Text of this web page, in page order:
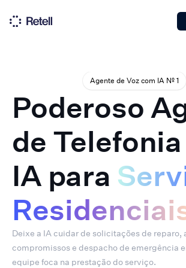
Agente de Voz com IA Nº 1
Poderoso
de
IA para
Deixe a IA cuidar de solicitações de reparo,
compromissos e despacho de emergência
equipe foca na prestação do serviço.